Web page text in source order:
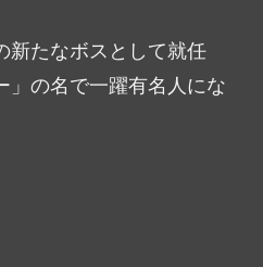
新たなボスとして就任
」の名で一躍有名人にな